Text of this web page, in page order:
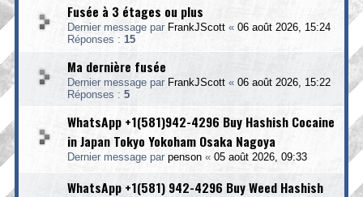
Fusée à 3 étages ou plus
Dernier message par FrankJScott « 06 août 2026, 15:24
Réponses : 15
Ma dernière fusée
Dernier message par FrankJScott « 06 août 2026, 15:22
Réponses : 5
WhatsApp +1(581)942-4296 Buy Hashish Cocaine
in Japan Tokyo Yokoham Osaka Nagoya
Dernier message par penson « 05 août 2026, 09:33
WhatsApp +1(581) 942-4296 Buy Weed Hashish